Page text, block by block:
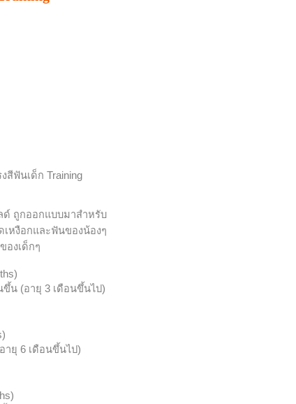
สีฟันเด็ก Training
ถูกออกแบบมาสำหรับ
หงือกและฟันของน้องๆ
องเด็กๆ
น (อายุ 3 เดือนขึ้นไป)
ายุ 6 เดือนขึ้นไป)